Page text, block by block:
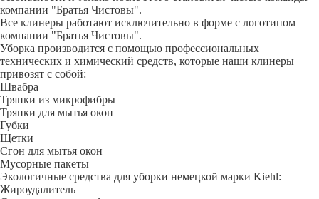
компании "Братья Чистовы".
Все клинеры работают исключительно в форме с логотипом
компании "Братья Чистовы".
Уборка производится с помощью профессиональных
технических и химический средств, которые наши клинеры
привозят с собой:
Швабра
Тряпки из микрофибры
Тряпки для мытья окон
Губки
Щетки
Сгон для мытья окон
Мусорные пакеты
Экологичные средства для уборки немецкой марки Kiehl:
Жироудалитель